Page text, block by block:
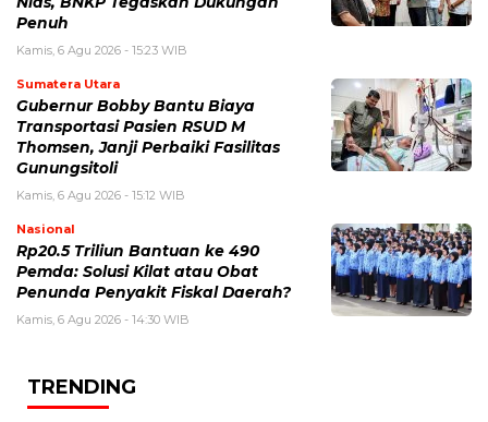
Penuh
Kamis, 6 Agu 2026 - 15:23 WIB
Sumatera Utara
Gubernur Bobby Bantu Biaya
Transportasi Pasien RSUD M
Thomsen, Janji Perbaiki Fasilitas
Gunungsitoli
Kamis, 6 Agu 2026 - 15:12 WIB
Nasional
Rp20.5 Triliun Bantuan ke 490
Pemda: Solusi Kilat atau Obat
Penunda Penyakit Fiskal Daerah?
Kamis, 6 Agu 2026 - 14:30 WIB
TRENDING